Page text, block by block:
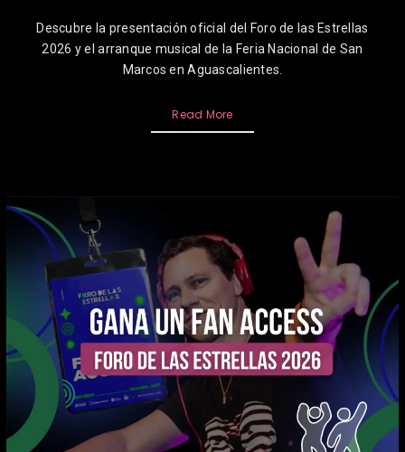
Descubre la presentación oficial del Foro de las Estrellas
2026 y el arranque musical de la Feria Nacional de San
Marcos en Aguascalientes.
Read More